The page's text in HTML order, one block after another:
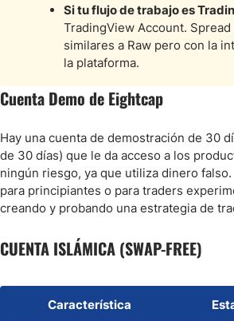
Si tu flujo de trabajo es
TradingView Account.
similares a Raw pero con la
la plataforma.
Cuenta Demo de Eightcap
Hay una cuenta de demostración de 30
de 30 días) que le da acceso a los
ningún riesgo, ya que utiliza dinero
para principiantes o para traders
creando y probando una estrategia de
CUENTA ISLÁMICA (SWAP-FREE)
Característica